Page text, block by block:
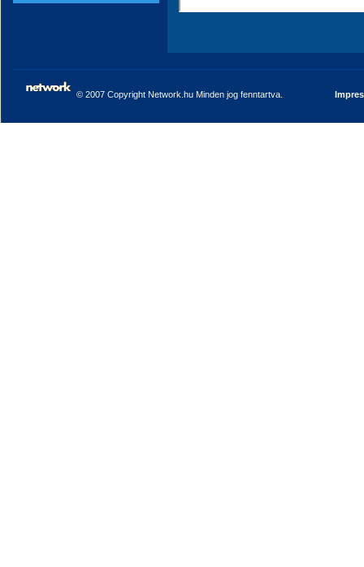
© 2007 Copyright Network.hu Minden jog fenntartva.